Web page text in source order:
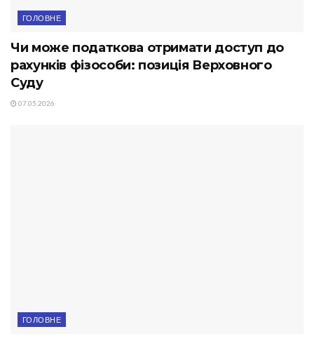
ГОЛОВНЕ
Чи може податкова отримати доступ до
рахунків фізособи: позиція Верховного
Суду
07.05.2026
ГОЛОВНЕ